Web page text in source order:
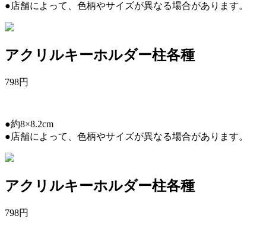
●店舗によって、色柄やサイズが異なる場合があります。
アクリルキーホルダー柱各種
798円
●約8×8.2cm
●店舗によって、色柄やサイズが異なる場合があります。
アクリルキーホルダー柱各種
798円